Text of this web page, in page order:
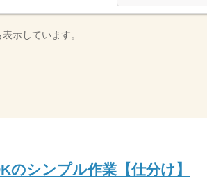
示しています。
シンプル作業【仕分け】